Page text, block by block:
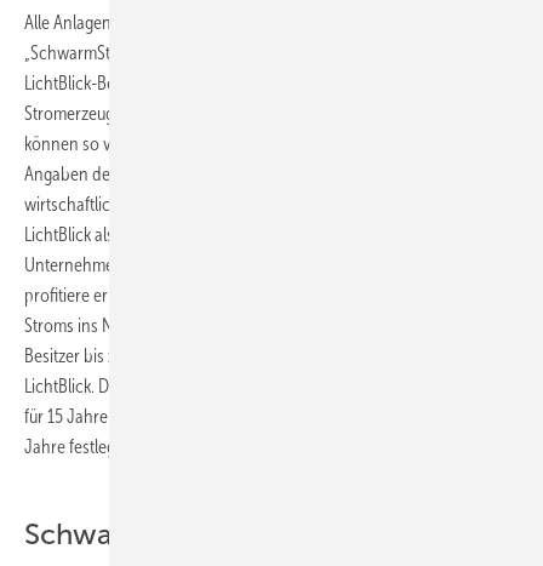
Alle Anlagen werden mit einer Kommunikationseinheit
„SchwarmStrom-Ready“ ausgeliefert (SchwarmStrom ist die
LichtBlick-Bezeichnung für die bedarfsgerecht koordinierte
Stromerzeugung mit vielen dezentralen steuerbaren Einheiten). Sie
können so von LichtBlick in den Energiemarkt integriert werden. Nach
Angaben des Energieversorgers können Kunden dadurch zusätzliche
wirtschaftliche Vorteile erzielen. Entscheide sich ein Kunde für
LichtBlick als Betreiber des ZuhauseKraftwerks, biete das
Unternehmen attraktive Konditionen. Neben „fairen Wärmepreisen“
profitiere er von einer „lukrativen Prämie“ für die Einspeisung des
Stroms ins Netz. So könne beispielsweise ein Mehrfamilienhaus-
Besitzer bis zu 5000 Euro/a Jahr erlösen. Die Kosten für das Gas trägt
LichtBlick. Das Unternehmen bietet variable Tarife an und bindet sich
für 15 Jahre an den Vertrag, während die Kunden sich nur für je zwei
Jahre festlegen.
SchwarmStrom-Vermarktung soll